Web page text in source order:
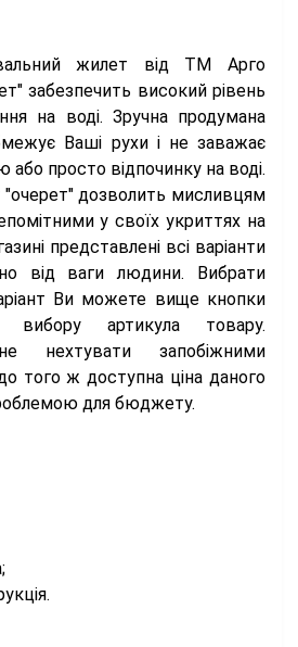
жилет від ТМ Арго
забезпечить високий рівень
на воді. Зручна продумана
Ваші рухи і не заважає
або просто відпочинку на воді.
дозволить мисливцям
у своїх укриттях на
представлені всі варіанти
від ваги людини. Вибрати
Ви можете вище кнопки
артикула товару.
нехтувати запобіжними
того ж доступна ціна даного
для бюджету.